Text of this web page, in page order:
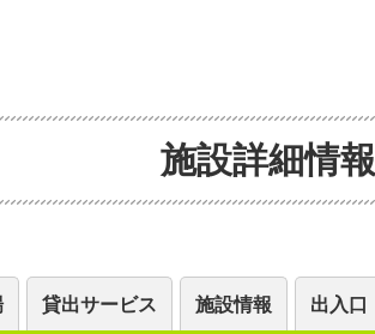
施設詳細情報
貸出サービス 施設情報 出入口